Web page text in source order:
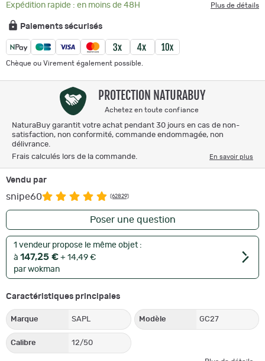
Expédition rapide : en moins de 48H
Plus de détails
Paiements sécurisés
Chèque ou Virement également possible.
PROTECTION NATURABUY
Achetez en toute confiance
NaturaBuy garantit votre achat pendant 30 jours en cas de non-
satisfaction, non conformité, commande endommagée, non
délivrance.
Frais calculés lors de la commande.
En savoir plus
Vendu par
snipe60 (62829)
Poser une question
1 vendeur propose le même objet :
à 147,25 € + 14,49 €
par wokman
Caractéristiques principales
Marque SAPL Modèle GC27
Calibre 12/50